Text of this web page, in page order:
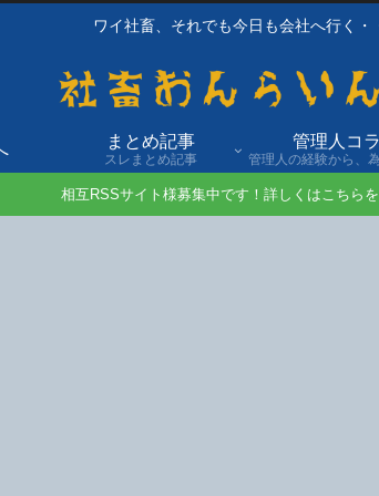
ワイ社畜、それでも今日も会社へ行く・
まとめ記事
スレまとめ記事
管理人コ
相互RSSサイト様募集中です！詳しくはこちら